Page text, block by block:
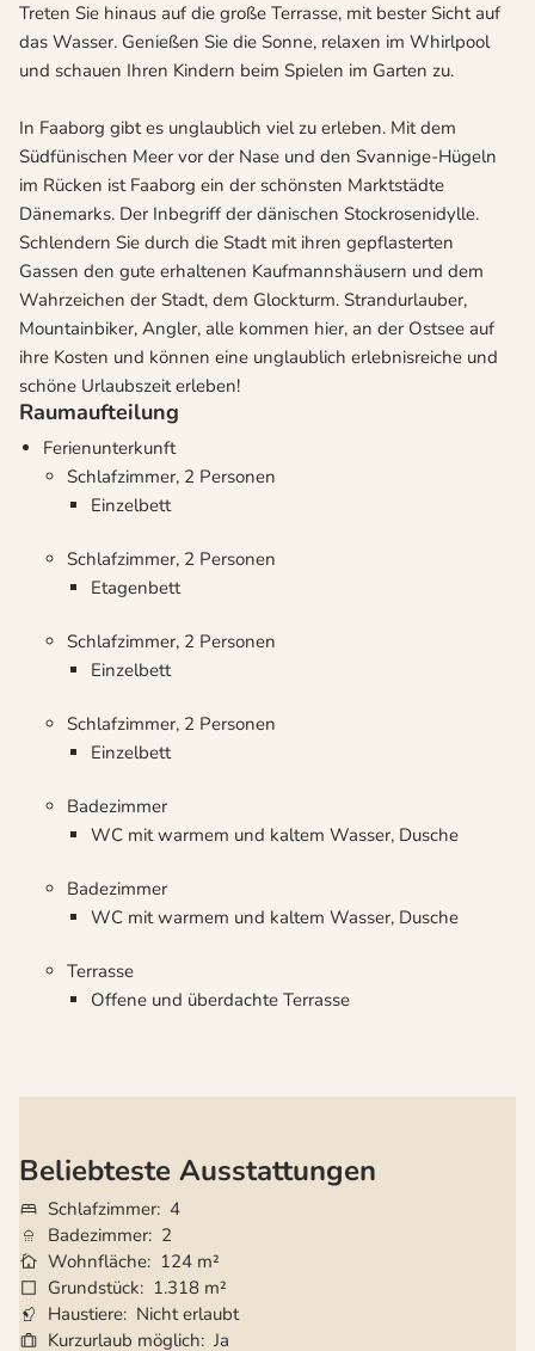
Treten Sie hinaus auf die große Terrasse, mit bester Sicht auf
das Wasser. Genießen Sie die Sonne, relaxen im Whirlpool
und schauen Ihren Kindern beim Spielen im Garten zu.
In Faaborg gibt es unglaublich viel zu erleben. Mit dem
Südfünischen Meer vor der Nase und den Svannige-Hügeln
im Rücken ist Faaborg ein der schönsten Marktstädte
Dänemarks. Der Inbegriff der dänischen Stockrosenidylle.
Schlendern Sie durch die Stadt mit ihren gepflasterten
Gassen den gute erhaltenen Kaufmannshäusern und dem
Wahrzeichen der Stadt, dem Glockturm. Strandurlauber,
Mountainbiker, Angler, alle kommen hier, an der Ostsee auf
ihre Kosten und können eine unglaublich erlebnisreiche und
schöne Urlaubszeit erleben!
Raumaufteilung
Ferienunterkunft
Schlafzimmer, 2 Personen
Einzelbett
Schlafzimmer, 2 Personen
Etagenbett
Schlafzimmer, 2 Personen
Einzelbett
Schlafzimmer, 2 Personen
Einzelbett
Badezimmer
WC mit warmem und kaltem Wasser, Dusche
Badezimmer
WC mit warmem und kaltem Wasser, Dusche
Terrasse
Offene und überdachte Terrasse
Beliebteste Ausstattungen
Schlafzimmer 4
Badezimmer 2
Wohnfläche 124 m²
Grundstück
1.318 m²
Haustiere Nicht erlaubt
Kurzurlaub möglich Ja